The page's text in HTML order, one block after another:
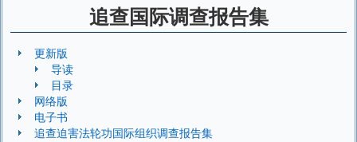
追查国际调查报告集
更新版
导读
目录
网络版
电子书
追查迫害法轮功国际组织调查报告集